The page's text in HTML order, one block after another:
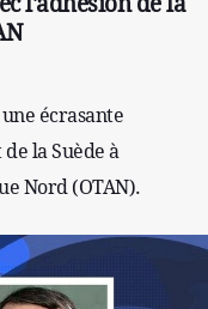
écrasante
la Suède à
Nord (OTAN).